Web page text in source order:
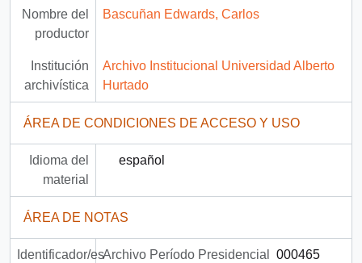
Nombre del
productor
Bascuñan Edwards, Carlos
Institución
archivística
Archivo Institucional Universidad Alberto
Hurtado
ÁREA DE CONDICIONES DE ACCESO Y USO
Idioma del
material
español
ÁREA DE NOTAS
Identificador/esArchivo Período Presidencial 000465